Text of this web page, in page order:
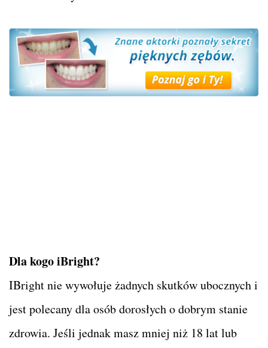
Dla kogo iBright?
IBright nie wywołuje żadnych skutków ubocznych i
jest polecany dla osób dorosłych o dobrym stanie
zdrowia. Jeśli jednak masz mniej niż 18 lat lub